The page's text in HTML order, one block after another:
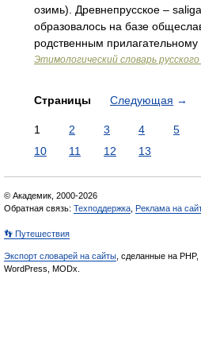
озимь). Древнепрусское –
образовалось на базе
родственным
Этимологический словарь
Страницы Следующая →
1 2 3 4 5
10
11 12 13
© Академик, 2000-2026
Обратная связь: Техподдержка Реклама на
👣 Путешествия
Экспорт словарей на сайты , сделанные на PHP,
WordPress, MODx.